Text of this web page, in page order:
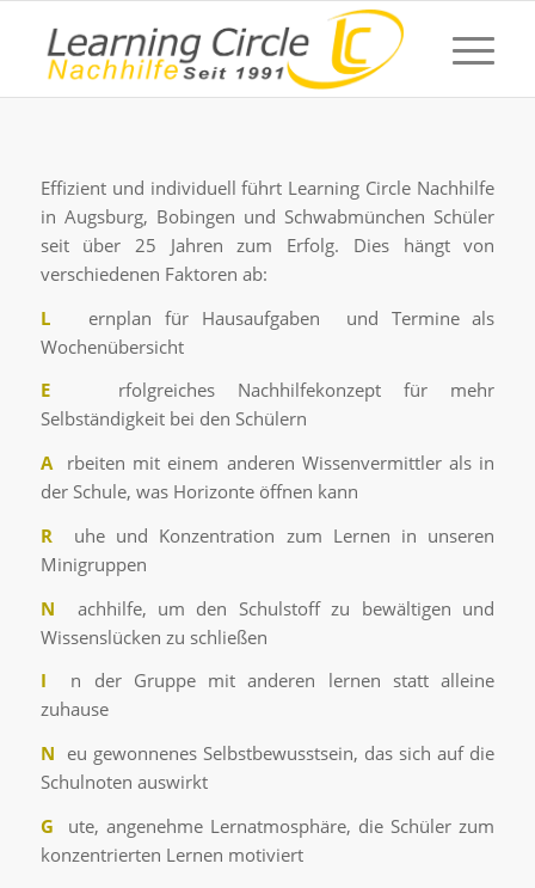
Effizient und individuell führt Learning Circle Nachhilfe
in Augsburg, Bobingen und Schwabmünchen Schüler
seit über 25 Jahren zum Erfolg. Dies hängt von
verschiedenen Faktoren ab:
L
ernplan für Hausaufgaben und Termine als
Wochenübersicht
E
rfolgreiches Nachhilfekonzept für mehr
Selbständigkeit bei den Schülern
A rbeiten mit einem anderen Wissenvermittler als in
der Schule, was Horizonte öffnen kann
R uhe und Konzentration zum Lernen in unseren
Minigruppen
N achhilfe, um den Schulstoff zu bewältigen und
Wissenslücken zu schließen
I n der Gruppe mit anderen lernen statt alleine
zuhause
N eu gewonnenes Selbstbewusstsein, das sich auf die
Schulnoten auswirkt
G ute, angenehme Lernatmosphäre, die Schüler zum
konzentrierten Lernen motiviert